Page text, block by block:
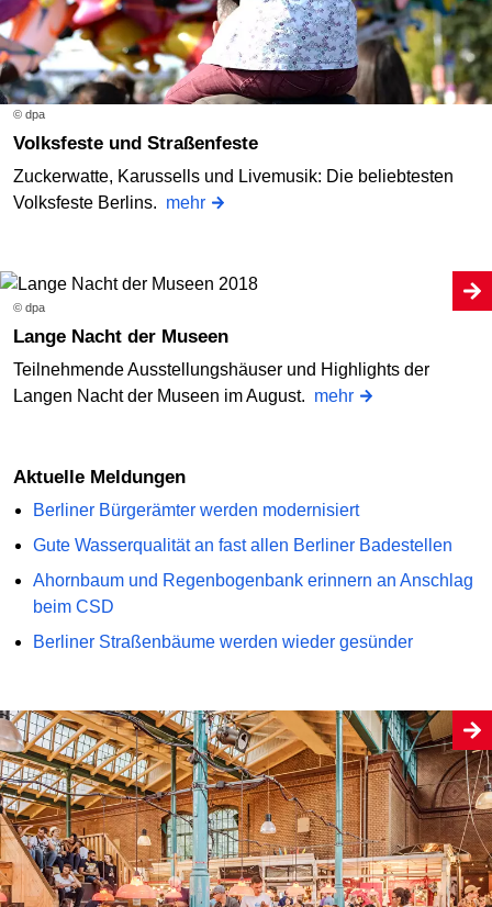
© dpa
Volksfeste und Straßenfeste
Zuckerwatte, Karussells und Livemusik: Die beliebtesten
Volksfeste Berlins. mehr
© dpa
Lange Nacht der Museen
Teilnehmende Ausstellungshäuser und Highlights der
Langen Nacht der Museen im August. mehr
Aktuelle Meldungen
Berliner Bürgerämter werden modernisiert
Gute Wasserqualität an fast allen Berliner Badestellen
Ahornbaum und Regenbogenbank erinnern an Anschlag
beim CSD
Berliner Straßenbäume werden wieder gesünder